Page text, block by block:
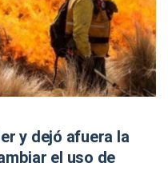
y dejó afuera la
el uso de